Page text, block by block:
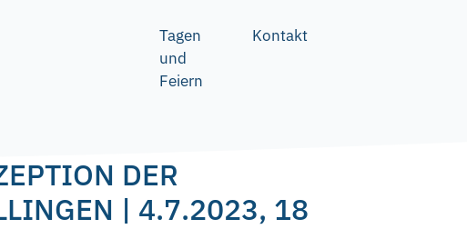
Tagen
und
Feiern
Kontakt
DER
| 4.7.2023, 18